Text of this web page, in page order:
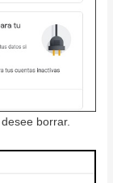
borrar.